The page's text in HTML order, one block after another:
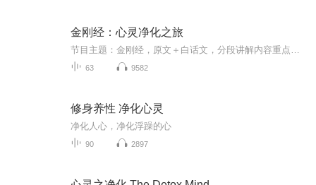
金刚经：心灵净化之旅
63 9582
修身养性 净化心灵
净化人心，净化浮躁的心
90 2897